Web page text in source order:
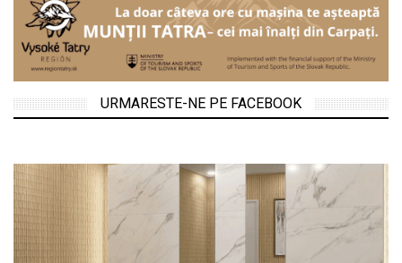
URMARESTE-NE PE FACEBOOK